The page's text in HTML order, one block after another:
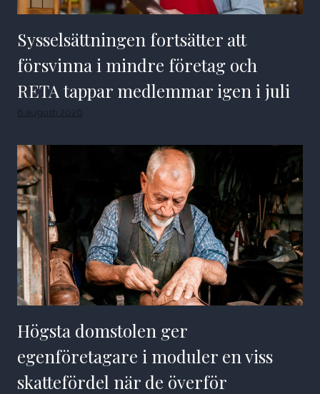
Sysselsättningen fortsätter att
försvinna i mindre företag och
RETA tappar medlemmar igen i juli
6 augusti 2026
Högsta domstolen ger
egenföretagare i moduler en viss
skattefördel när de överför